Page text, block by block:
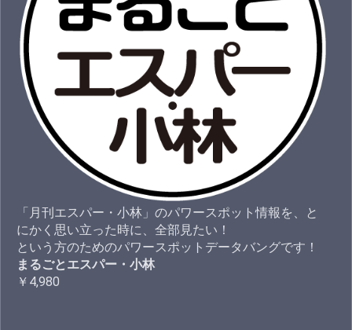
「月刊エスパー・小林」のパワースポット情報を、と
にかく思い立った時に、全部見たい！
という方のためのパワースポットデータバングです！
まるごとエスパー・小林
￥4,980